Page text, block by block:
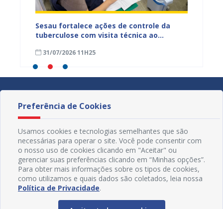
Sesau fortalece ações de controle da
tuberculose com visita técnica ao
31/07/2026 11H25
Preferência de Cookies
Usamos cookies e tecnologias semelhantes que são
necessárias para operar o site. Você pode consentir com
o nosso uso de cookies clicando em "Aceitar" ou
gerenciar suas preferências clicando em “Minhas opções”.
Para obter mais informações sobre os tipos de cookies,
como utilizamos e quais dados são coletados, leia nossa
Política de Privacidade.